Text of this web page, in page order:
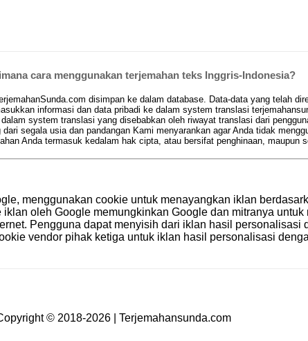
cara menggunakan terjemahan teks Inggris-Indonesia?
disimpan ke dalam database. Data-data yang telah
informasi dan data pribadi ke dalam system translasi
system translasi yang disebabkan oleh riwayat translasi dari
segala usia dan pandangan Kami menyarankan agar Anda tidak
Anda termasuk kedalam hak cipta, atau bersifat penghinaan,
menggunakan cookie untuk menayangkan iklan
oleh Google memungkinkan Google dan mitranya
Pengguna dapat menyisih dari iklan hasil personalisasi
vendor pihak ketiga untuk iklan hasil personalisasi
© 2018-2026 | Terjemahansunda.com